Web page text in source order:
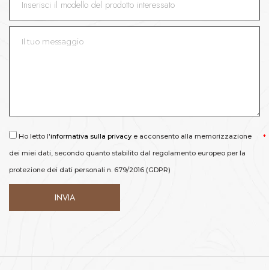
Ho letto l'informativa sulla privacy e acconsento alla memorizzazione
dei miei dati, secondo quanto stabilito dal regolamento europeo per la
protezione dei dati personali n. 679/2016 (GDPR)